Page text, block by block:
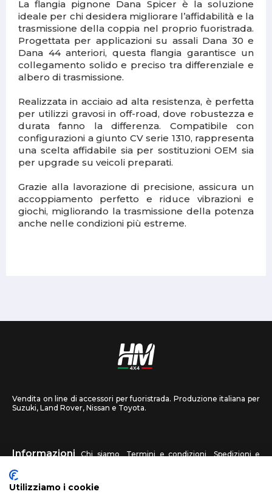
La flangia pignone Dana Spicer è la soluzione
ideale per chi desidera migliorare l’affidabilità e la
trasmissione della coppia nel proprio fuoristrada.
Progettata per applicazioni su assali Dana 30 e
Dana 44 anteriori, questa flangia garantisce un
collegamento solido e preciso tra differenziale e
albero di trasmissione.
Realizzata in acciaio ad alta resistenza, è perfetta
per utilizzi gravosi in off-road, dove robustezza e
durata fanno la differenza. Compatibile con
configurazioni a giunto CV serie 1310, rappresenta
una scelta affidabile sia per sostituzioni OEM sia
per upgrade su veicoli preparati.
Grazie alla lavorazione di precisione, assicura un
accoppiamento perfetto e riduce vibrazioni e
giochi, migliorando la trasmissione della potenza
anche nelle condizioni più estreme.
Vendita on line di accessori per fuoristrada. Produzione italiana per
Suzuki, Land Rover, Nissan e Toyota.
Informazioni Chi siamo Termini e condizioni
Spedizioni e
recessi
Utilizziamo i cookie